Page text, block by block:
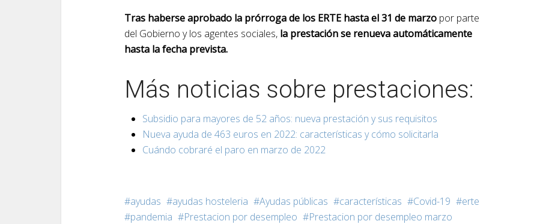
Tras haberse aprobado la prórroga de los ERTE hasta el 31 de marzo por parte
del Gobierno y los agentes sociales, la prestación se renueva automáticamente
hasta la fecha prevista.
Más noticias sobre prestaciones:
Subsidio para mayores de 52 años: nueva prestación y sus requisitos
Nueva ayuda de 463 euros en 2022: características y cómo solicitarla
Cuándo cobraré el paro en marzo de 2022
ayudas ayudas hosteleria Ayudas públicas características Covid-19
erte
pandemia
Prestacion por desempleo
Prestacion por desempleo marzo